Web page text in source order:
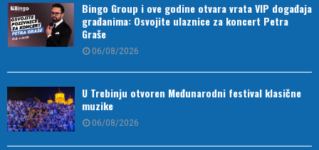
Bingo Group i ove godine otvara vrata VIP događaja
građanima: Osvojite ulaznice za koncert Petra
Graše
06/08/2026
U Trebinju otvoren Međunarodni festival klasične
muzike
06/08/2026